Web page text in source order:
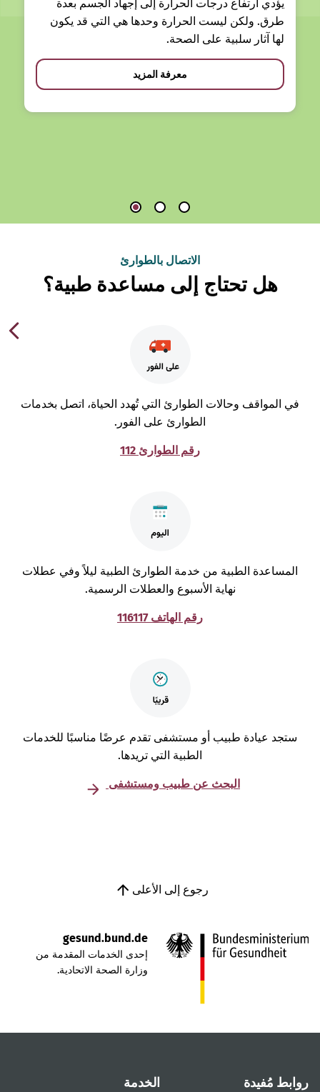
يؤدي ارتفاع درجات الحرارة إلى إجهاد الجسم بعدة
طرق. ولكن ليست الحرارة وحدها هي التي قد يكون
لها آثار سلبية على الصحة.
معرفة المزيد
الاتصال بالطوارئ
هل تحتاج إلى مساعدة طبية؟
المواقف وحالات الطوارئ التي تُهدد الحياة، اتصل بخدمات
الطوارئ على الفور.
رقم الطوارئ 112
الطبية من خدمة الطوارئ الطبية ليلاً وفي عطلات
نهاية الأسبوع والعطلات الرسمية.
رقم الهاتف 116117
عيادة طبيب أو مستشفى تقدم عرضًا مناسبًا للخدمات
الطبية التي تريدها.
البحث عن طبيب ومستشفى
رجوع إلى الأعلى
gesund.bund.de
إحدى الخدمات المقدمة من
وزارة الصحة الاتحادية.
مُفيدة الخدمة